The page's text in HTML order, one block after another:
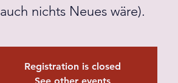
auch nichts Neues wäre).
Registration is closed